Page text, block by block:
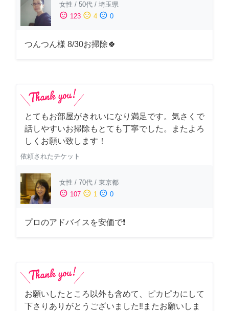
女性 / 50代 / 埼玉県
sentiment_satisfied 123 sentiment_neutral 4 sentiment_dissatisfied 0
つんつん様 8/30お掃除🍀
とてもお部屋がきれいになり満足です。気さくで
話しやすいお掃除もとても丁寧でした。またよろ
しくお願い致します！
依頼されたチケット
女性 / 70代 / 東京都
sentiment_satisfied 107 sentiment_neutral 1 sentiment_dissatisfied 0
プロのアドバイスを安価で❗
お願いしたところ以外も含めて、ピカピカにして
下さりありがとうございました‼️またお願いしま